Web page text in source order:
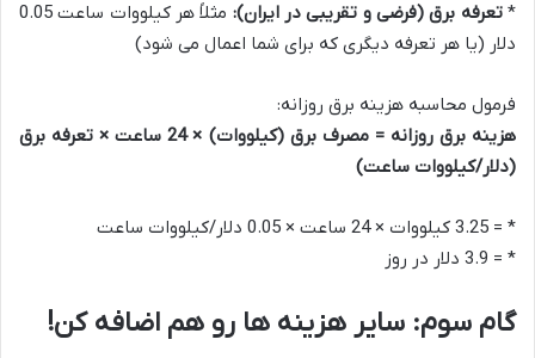
*تعرفه برق (فرضی و تقریبی در ایران):
مثلاً هر کیلووات ساعت 0.05
دلار (یا هر تعرفه دیگری که برای شما اعمال می شود)
فرمول محاسبه هزینه برق روزانه:
هزینه برق روزانه = مصرف برق (کیلووات) × 24 ساعت × تعرفه برق
(دلار/کیلووات ساعت)
* = 3.25 کیلووات × 24 ساعت × 0.05 دلار/کیلووات ساعت
* = 3.9 دلار در روز
گام سوم: سایر هزینه ها رو هم اضافه کن!